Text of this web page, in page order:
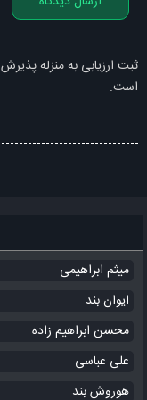
ثبت ارزیابی به منزله پذیرش
است.
میثم ابراهیمی
ایوان بند
محسن ابراهیم زاده
علی عباسی
هوروش بند